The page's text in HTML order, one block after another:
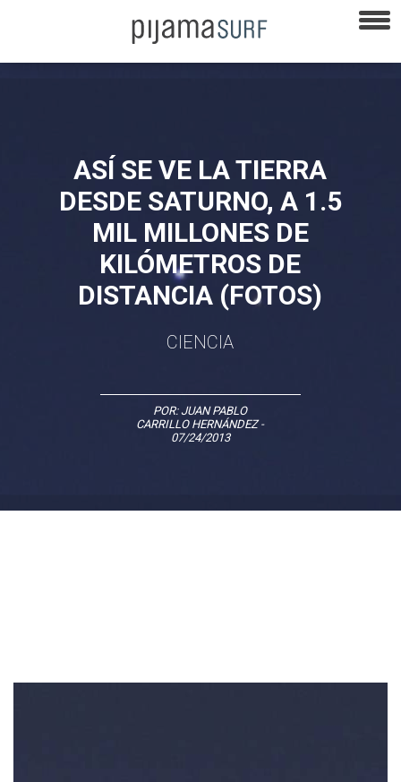
ASÍ SE VE LA TIERRA
DESDE SATURNO, A 1.5
MIL MILLONES DE
KILÓMETROS DE
DISTANCIA (FOTOS)
CIENCIA
POR: JUAN PABLO
CARRILLO HERNÁNDEZ-
07/24/2013